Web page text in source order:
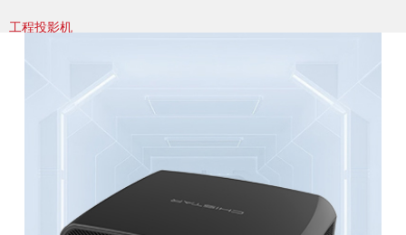
工程投影机